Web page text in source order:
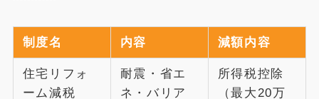
制度名 内容 減額内容
住宅リフォ
ーム減税
耐震・省エ
ネ・バリア
所得税控除
（最大20万